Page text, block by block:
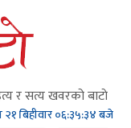
र सत्य खवरको बाटाे
बिहीवार०६:३५:३५ बजे